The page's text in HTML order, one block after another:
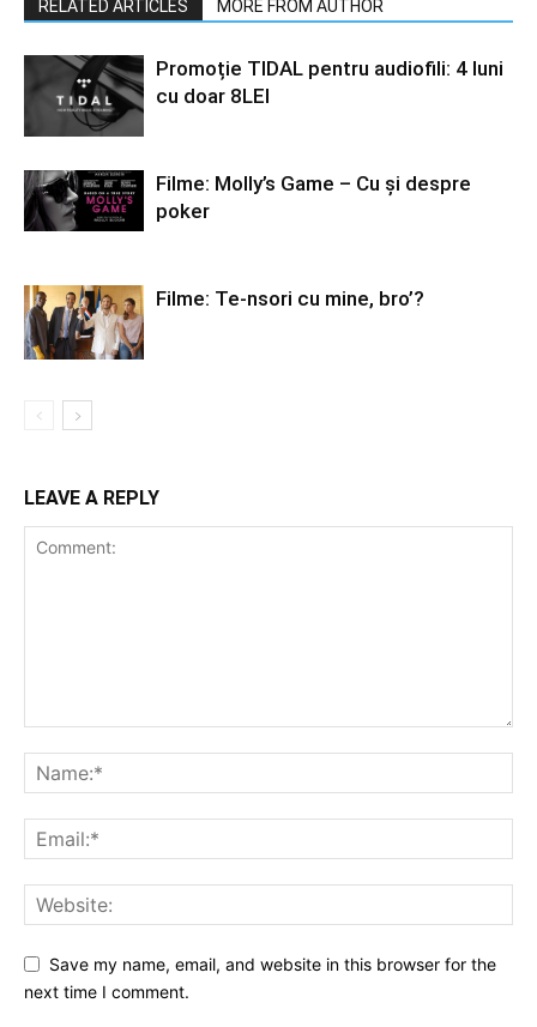
RELATED ARTICLES MORE FROM AUTHOR
Promoție TIDAL pentru audiofili: 4 luni
cu doar 8LEI
Filme: Molly’s Game – Cu și despre
poker
Filme: Te-nsori cu mine, bro’?
LEAVE A REPLY
Save my name, email, and website in this browser for the
next time I comment.